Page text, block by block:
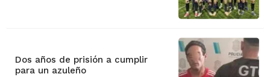
Dos años de prisión a cumplir
para un azuleño